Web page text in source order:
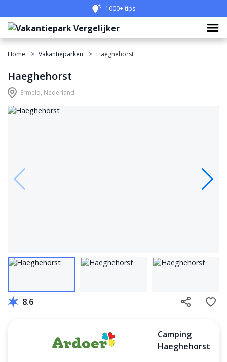
1000+ tips
Home Vakantieparken Haeghehorst
Haeghehorst
Ermelo, Nederland
8.6
Camping
Haeghehorst